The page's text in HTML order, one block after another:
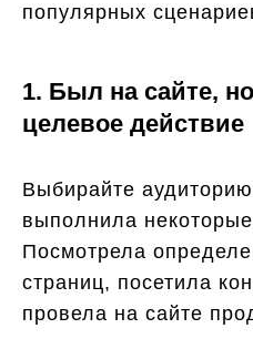
популярных
1. Был на сайте,
целевое действие
Выбирайте
выполнила
Посмотрела
страниц, посетила
провела на сайте